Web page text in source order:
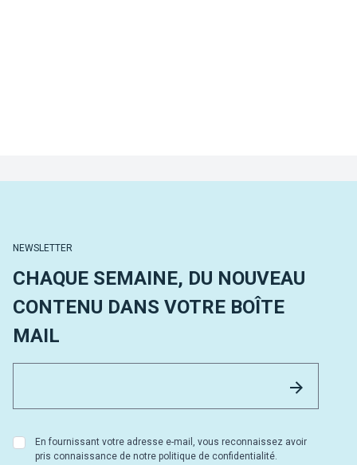
NEWSLETTER
CHAQUE SEMAINE, DU NOUVEAU
CONTENU DANS VOTRE BOÎTE
MAIL
En fournissant votre adresse e-mail, vous reconnaissez avoir
pris connaissance de notre politique de confidentialité.